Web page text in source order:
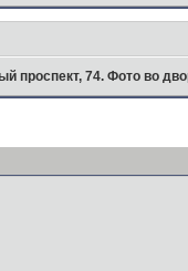
проспект, 74. Фото во